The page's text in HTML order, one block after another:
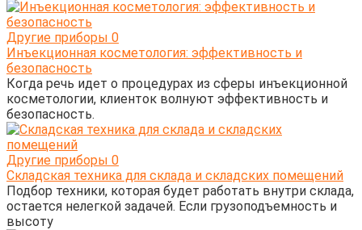
Другие приборы 0
Инъекционная косметология: эффективность и
безопасность
Когда речь идет о процедурах из сферы инъекционной
косметологии, клиенток волнуют эффективность и
безопасность.
Другие приборы 0
Складская техника для склада и складских помещений
Подбор техники, которая будет работать внутри склада,
остается нелегкой задачей. Если грузоподъемность и
высоту